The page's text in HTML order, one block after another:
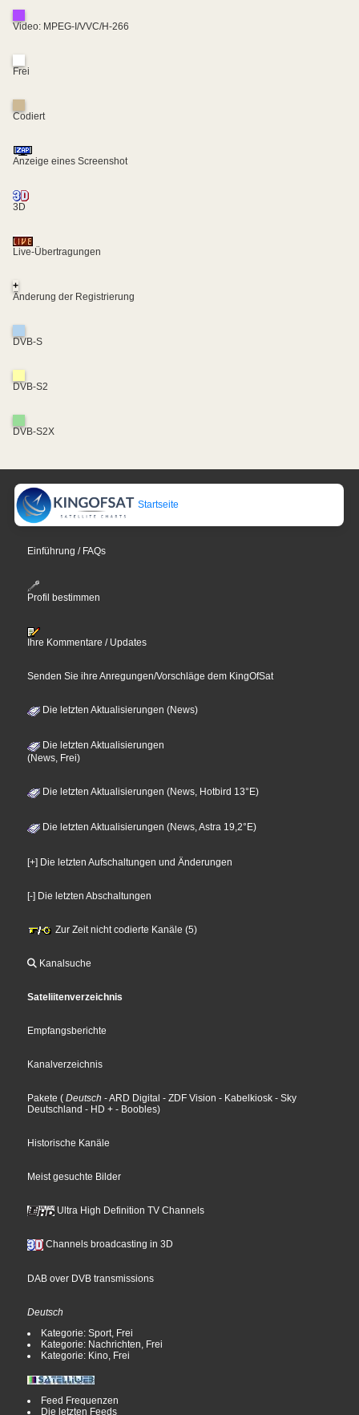
Video: MPEG-I/VVC/H-266
Frei
Codiert
Anzeige eines Screenshot
3D
Live-Übertragungen
+
Änderung der Registrierung
DVB-S
DVB-S2
DVB-S2X
Startseite
Einführung / FAQs
Profil bestimmen
Ihre Kommentare / Updates
Senden Sie ihre Anregungen/Vorschläge dem KingOfSat
Die letzten Aktualisierungen (News)
Die letzten Aktualisierungen
(News, Frei)
Die letzten Aktualisierungen (News, Hotbird 13°E)
Die letzten Aktualisierungen (News, Astra 19,2°E)
[+] Die letzten Aufschaltungen und Änderungen
[-] Die letzten Abschaltungen
Zur Zeit nicht codierte Kanäle (5)
Kanalsuche
Sateliitenverzeichnis
Empfangsberichte
Kanalverzeichnis
Pakete ( Deutsch - ARD Digital - ZDF Vision - Kabelkiosk - Sky
Deutschland - HD + - Boobles)
Historische Kanäle
Meist gesuchte Bilder
Ultra High Definition TV Channels
Channels broadcasting in 3D
DAB over DVB transmissions
Deutsch
Kategorie: Sport, Frei
Kategorie: Nachrichten, Frei
Kategorie: Kino, Frei
Feed Frequenzen
Die letzten Feeds